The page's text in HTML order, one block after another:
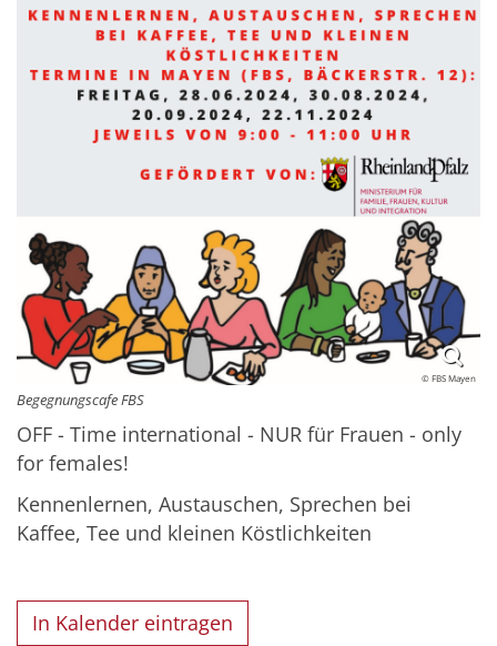
© FBS Mayen
Begegnungscafe FBS
OFF - Time international - NUR für Frauen - only
for females!
Kennenlernen, Austauschen, Sprechen bei
Kaffee, Tee und kleinen Köstlichkeiten
In Kalender eintragen